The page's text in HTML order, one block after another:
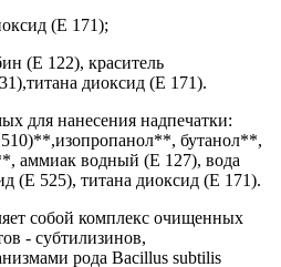
(Е 171);
(Е 122), краситель
диоксид (Е 171).
для нанесения надпечатки:
бутанол**,
аммиак водный (Е 127), вода
(Е 525), титана диоксид (Е 171).
собой комплекс очищенных
- субтилизинов,
рода Bacillus subtilis